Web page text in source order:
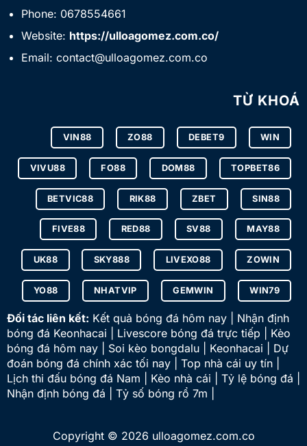
Phone: 0678554661
Website: https://ulloagomez.com.co/
Email: contact@ulloagomez.com.co
TỪ KHOÁ
VIN88 ZO88 DEBET9 WIN
VIVU88 FO88 DOM88 TOPBET86
BETVIC88 RIK88 ZBET SIN88
FIVE88 RED88 SV88 MAY88
UK88 SKY888 LIVEXO88 ZOWIN
YO88 NHATVIP GEMWIN WIN79
Đối tác liên kết: Kết quả bóng đá hôm nay | Nhận định
bóng đá Keonhacai | Livescore bóng đá trực tiếp | Kèo
bóng đá hôm nay | Soi kèo bongdalu | Keonhacai | Dự
đoán bóng đá chính xác tối nay | Top nhà cái uy tín |
Lịch thi đấu bóng đá Nam | Kèo nhà cái | Tỷ lệ bóng đá |
Nhận định bóng đá | Tỷ số bóng rổ 7m |
Copyright © 2026 ulloagomez.com.co